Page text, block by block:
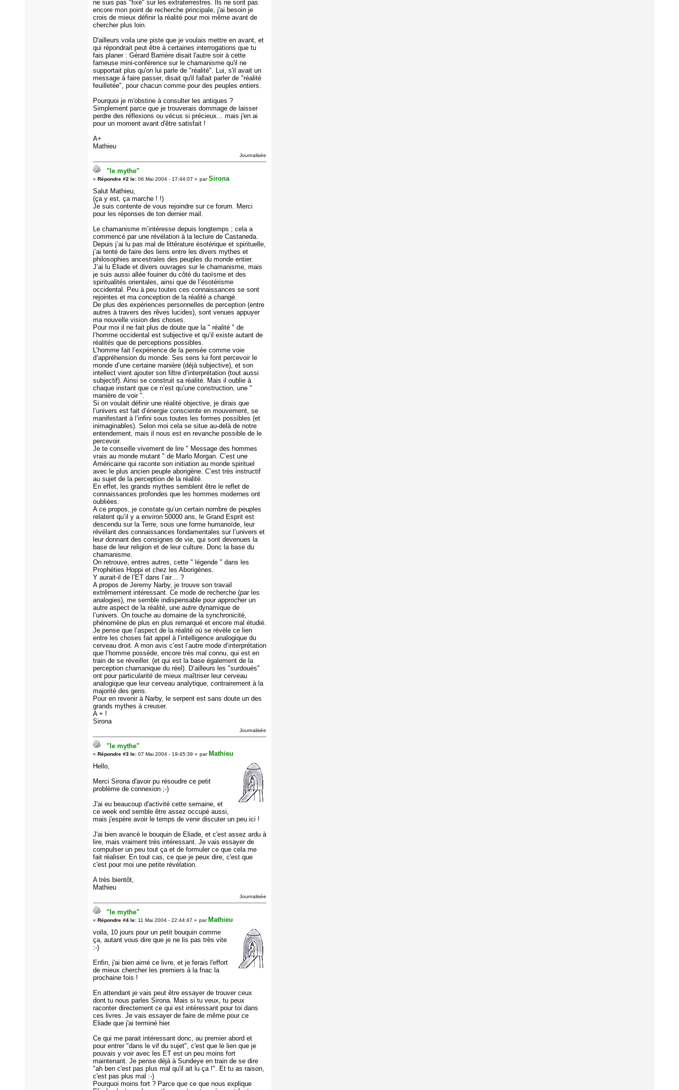
ne suis pas "fixé" sur les extraterrestres. Ils ne sont pas
encore mon point de recherche principale, j'ai besoin je
crois de mieux définir la réalité pour moi même avant de
chercher plus loin.
D'ailleurs voila une piste que je voulais mettre en avant, et
qui répondrait peut être à certaines interrogations que tu
fais planer : Gérard Barrière disait l'autre soir à cette
fameuse mini-conférence sur le chamanisme qu'il ne
supportait plus qu'on lui parle de "réalité". Lui, s'il avait un
message à faire passer, disait qu'il fallait parler de "réalité
feuilletée", pour chacun comme pour des peuples entiers.
Pourquoi je m'obstine à consulter les antiques ?
Simplement parce que je trouverais dommage de laisser
perdre des réflexions ou vécus si précieux... mais j'en ai
pour un moment avant d'être satisfait !
A+
Mathieu
Journalisée
"le mythe"
« Répondre #2 le: 06 Mai 2004 - 17:44:07 » parSirona
Salut Mathieu,
(ça y est, ça marche ! !)
Je suis contente de vous rejoindre sur ce forum. Merci
pour les réponses de ton dernier mail.
Le chamanisme m’intéresse depuis longtemps ; cela a
commencé par une révélation à la lecture de Castaneda.
Depuis j’ai lu pas mal de littérature ésotérique et spirituelle,
j’ai tenté de faire des liens entre les divers mythes et
philosophies ancestrales des peuples du monde entier.
J’ai lu Eliade et divers ouvrages sur le chamanisme, mais
je suis aussi allée fouiner du côté du taoïsme et des
spiritualités orientales, ainsi que de l’ésotérisme
occidental. Peu à peu toutes ces connaissances se sont
rejointes et ma conception de la réalité a changé.
De plus des expériences personnelles de perception (entre
autres à travers des rêves lucides), sont venues appuyer
ma nouvelle vision des choses.
Pour moi il ne fait plus de doute que la " réalité " de
l’homme occidental est subjective et qu’il existe autant de
réalités que de perceptions possibles.
L’homme fait l’expérience de la pensée comme voie
d’appréhension du monde. Ses sens lui font percevoir le
monde d’une certaine manière (déjà subjective), et son
intellect vient ajouter son filtre d’interprétation (tout aussi
subjectif). Ainsi se construit sa réalité. Mais il oublie à
chaque instant que ce n’est qu’une construction, une "
manière de voir ".
Si on voulait définir une réalité objective, je dirais que
l’univers est fait d’énergie consciente en mouvement, se
manifestant à l’infini sous toutes les formes possibles (et
inimaginables). Selon moi cela se situe au-delà de notre
entendement, mais il nous est en revanche possible de le
percevoir.
Je te conseille vivement de lire " Message des hommes
vrais au monde mutant " de Marlo Morgan. C’est une
Américaine qui raconte son initiation au monde spirituel
avec le plus ancien peuple aborigène. C’est très instructif
au sujet de la perception de la réalité.
En effet, les grands mythes semblent être le reflet de
connaissances profondes que les hommes modernes ont
oubliées.
A ce propos, je constate qu’un certain nombre de peuples
relatent qu’il y a environ 50000 ans, le Grand Esprit est
descendu sur la Terre, sous une forme humanoïde, leur
révélant des connaissances fondamentales sur l’univers et
leur donnant des consignes de vie, qui sont devenues la
base de leur religion et de leur culture. Donc la base du
chamanisme.
On retrouve, entres autres, cette " légende " dans les
Prophéties Hoppi et chez les Aborigènes.
Y aurait-il de l’ET dans l’air… ?
A propos de Jeremy Narby, je trouve son travail
extrêmement intéressant. Ce mode de recherche (par les
analogies), me semble indispensable pour approcher un
autre aspect de la réalité, une autre dynamique de
l’univers. On touche au domaine de la synchronicité,
phénomène de plus en plus remarqué et encore mal étudié.
Je pense que l’aspect de la réalité où se révèle ce lien
entre les choses fait appel à l’intelligence analogique du
cerveau droit. A mon avis c’est l’autre mode d’interprétation
que l’homme possède, encore très mal connu, qui est en
train de se réveiller. (et qui est la base également de la
perception chamanique du réel). D’ailleurs les "surdoués"
ont pour particularité de mieux maîtriser leur cerveau
analogique que leur cerveau analytique, contrairement à la
majorité des gens.
Pour en revenir à Narby, le serpent est sans doute un des
grands mythes à creuser.
A + !
Sirona
Journalisée
"le mythe"
« Répondre #3 le: 07 Mai 2004 - 19:45:39 » par Mathieu
Hello,
Merci Sirona d'avoir pu résoudre ce petit
problème de connexion ;-)
J'ai eu beaucoup d'activité cette semaine, et
ce week end semble être assez occupé aussi,
mais j'espère avoir le temps de venir discuter un peu ici !
J'ai bien avancé le bouquin de Eliade, et c'est assez ardu à
lire, mais vraiment très intéressant. Je vais essayer de
compulser un peu tout ça et de formuler ce que cela me
fait réaliser. En tout cas, ce que je peux dire, c'est que
c'est pour moi une petite révélation.
A très bientôt,
Mathieu
Journalisée
"le mythe"
« Répondre #4 le: 11 Mai 2004 - 22:44:47 » par Mathieu
voila, 10 jours pour un petit bouquin comme
ça, autant vous dire que je ne lis pas très vite
:-)
Enfin, j'ai bien aimé ce livre, et je ferais l'effort
de mieux chercher les premiers à la fnac la
prochaine fois !
En attendant je vais peut être essayer de trouver ceux
dont tu nous parles Sirona. Mais si tu veux, tu peux
raconter directement ce qui est intéressant pour toi dans
ces livres. Je vais essayer de faire de même pour ce
Eliade que j'ai terminé hier.
Ce qui me parait intéressant donc, au premier abord et
pour entrer "dans le vif du sujet", c'est que le lien que je
pouvais y voir avec les ET est un peu moins fort
maintenant. Je pense déjà à Sundeye en train de se dire
"ah ben c'est pas plus mal qu'il ait lu ça !". Et tu as raison,
c'est pas plus mal :-)
Pourquoi moins fort ? Parce que ce que nous explique